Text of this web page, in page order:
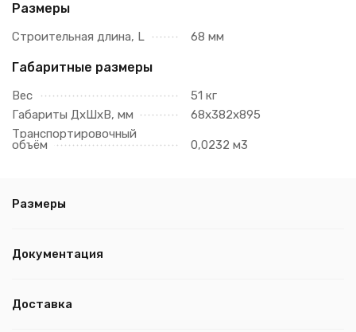
Размеры
Строительная длина, L 68 мм
Габаритные размеры
Вес
51 кг
Габариты ДхШхВ, мм
68х382х895
Транспортировочный
объём 0,0232 м3
Размеры
Документация
Доставка